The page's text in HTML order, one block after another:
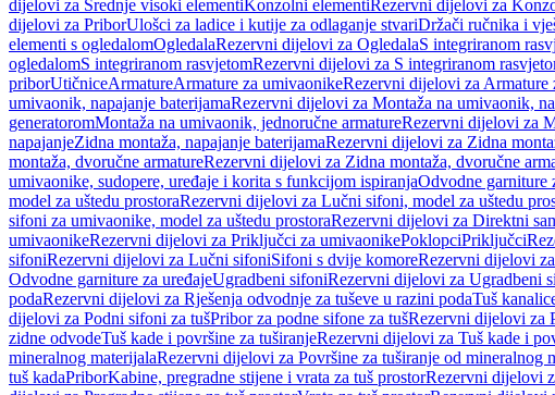
dijelovi za Srednje visoki elementiKonzolni elementiRezervni dijelovi za
dijelovi za PriborUlošci za ladice i kutije za odlaganje stvariDržači ručnika i
elementi s ogledalomOgledalaRezervni dijelovi za OgledalaS integriranom
ogledalomS integriranom rasvjetomRezervni dijelovi za S integriranom
priborUtičniceArmatureArmature za umivaonikeRezervni dijelovi za Armature
umivaonik, napajanje baterijamaRezervni dijelovi za Montaža na umivaonik,
generatoromMontaža na umivaonik, jednoručne armatureRezervni dijelovi za
napajanjeZidna montaža, napajanje baterijamaRezervni dijelovi za Zidna
montaža, dvoručne armatureRezervni dijelovi za Zidna montaža, dvoručne
umivaonike, sudopere, uređaje i korita s funkcijom ispiranjaOdvodne garniture
model za uštedu prostoraRezervni dijelovi za Lučni sifoni, model za uštedu
sifoni za umivaonike, model za uštedu prostoraRezervni dijelovi za Direktni
umivaonikeRezervni dijelovi za Priključci za umivaonikePoklopciPriključci
sifoniRezervni dijelovi za Lučni sifoniSifoni s dvije komoreRezervni dijelovi
Odvodne garniture za uređajeUgradbeni sifoniRezervni dijelovi za Ugradbeni
podaRezervni dijelovi za Rješenja odvodnje za tuševe u razini podaTuš
dijelovi za Podni sifoni za tušPribor za podne sifone za tušRezervni dijelovi za
zidne odvodeTuš kade i površine za tuširanjeRezervni dijelovi za Tuš kade i
mineralnog materijalaRezervni dijelovi za Površine za tuširanje od mineralnog
tuš kadaPriborKabine, pregradne stijene i vrata za tuš prostorRezervni dijelovi